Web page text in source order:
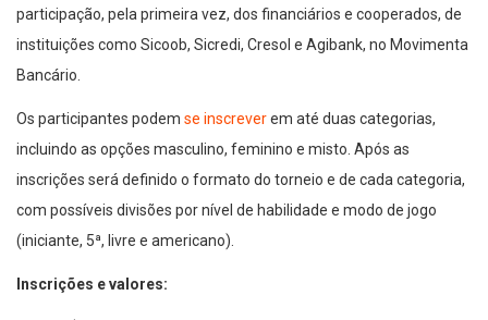
participação, pela primeira vez, dos financiários e cooperados, de
instituições como Sicoob, Sicredi, Cresol e Agibank, no Movimenta
Bancário.
Os participantes podem se inscreverem até duas categorias,
incluindo as opções masculino, feminino e misto. Após as
inscrições será definido o formato do torneio e de cada categoria,
com possíveis divisões por nível de habilidade e modo de jogo
(iniciante, 5ª, livre e americano).
Inscrições e valores: